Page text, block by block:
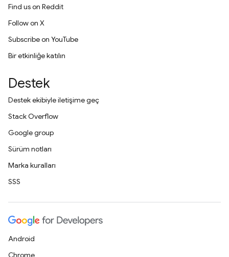
Find us on Reddit
Follow on X
Subscribe on YouTube
Bir etkinliğe katılın
Destek
Destek ekibiyle iletişime geç
Stack Overflow
Google group
Sürüm notları
Marka kuralları
SSS
Android
Chrome